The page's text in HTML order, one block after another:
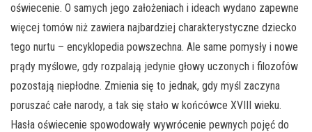
oświecenie. O samych jego założeniach i ideach wydano zapewne
więcej tomów niż zawiera najbardziej charakterystyczne dziecko
tego nurtu – encyklopedia powszechna. Ale same pomysły i nowe
prądy myślowe, gdy rozpalają jedynie głowy uczonych i filozofów
pozostają niepłodne. Zmienia się to jednak, gdy myśl zaczyna
poruszać całe narody, a tak się stało w końcówce XVIII wieku.
Hasła oświecenie spowodowały wywrócenie pewnych pojęć do